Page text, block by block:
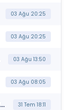
03 Ağu 20:25
03 Ağu 20:25
03 Ağu 13:50
03 Ağu 08:05
***CIMSA*** ÇİMSA ÇİMENTO SANAYİ VE TİCARET A.Ş. (Özel Durum Açıklaması (Genel)) 31 Tem 18:11